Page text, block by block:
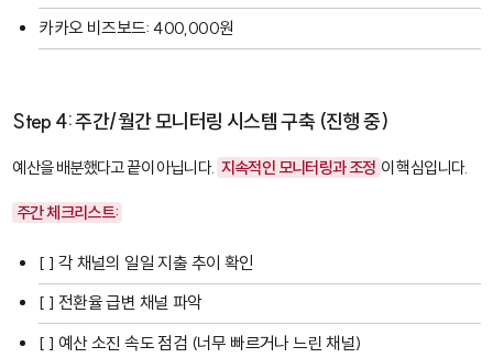
카카오 비즈보드: 400,000원
Step 4: 주간/월간 모니터링 시스템 구축 (진행 중)
예산을 배분했다고 끝이 아닙니다. 지속적인 모니터링과 조정 이 핵심입니다.
주간 체크리스트:
[ ] 각 채널의 일일 지출 추이 확인
[ ] 전환율 급변 채널 파악
[ ] 예산 소진 속도 점검 (너무 빠르거나 느린 채널)